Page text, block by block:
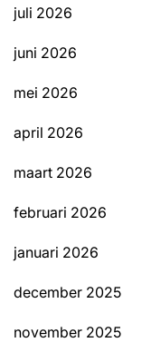
juli 2026
juni 2026
mei 2026
april 2026
maart 2026
februari 2026
januari 2026
december 2025
november 2025